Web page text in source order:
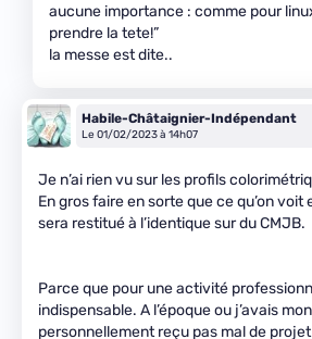
aucune importance : comme pour
prendre la tete!”
la messe est dite..
Habile-Châtaignier-Indépendant
Le 01/02/2023 à 14h07
Je n’ai rien vu sur les profils
En gros faire en sorte que ce qu’on voit
sera restitué à l’identique sur du CMJB.
Parce que pour une activité
indispensable. A l’époque ou j’avais
personnellement reçu pas mal de